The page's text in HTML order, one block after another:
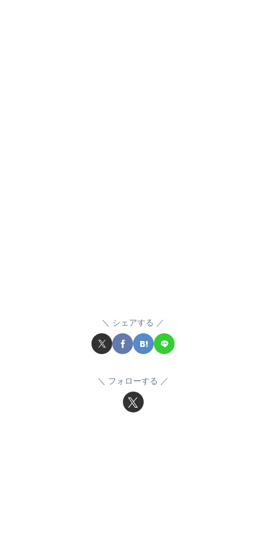
シェアする
フォローする